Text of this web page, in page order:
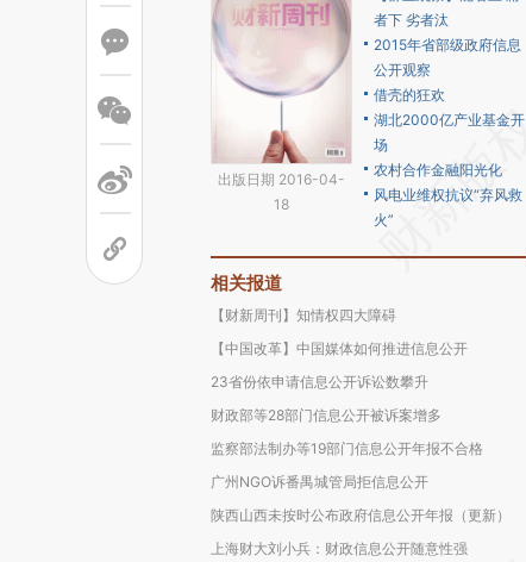
出版日期 2016-04-
18
者下 劣者汰
2015年省部级政府信息
公开观察
借壳的狂欢
湖北2000亿产业基金开
场
农村合作金融阳光化
风电业维权抗议“弃风救
火”
相关报道
【财新周刊】知情权四大障碍
【中国改革】中国媒体如何推进信息公开
23省份依申请信息公开诉讼数攀升
财政部等28部门信息公开被诉案增多
监察部法制办等19部门信息公开年报不合格
广州NGO诉番禺城管局拒信息公开
陕西山西未按时公布政府信息公开年报（更新）
上海财大刘小兵：财政信息公开随意性强